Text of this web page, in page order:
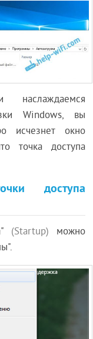
наслаждаемся
Windows, вы
исчезнет окно
точка доступа
доступа
(Startup) можно